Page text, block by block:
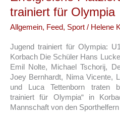
trainiert für Olympia
Allgemein, Feed, Sport / Helene
Jugend trainiert für Olympia:
Korbach Die Schüler Hans
Emil Nolte, Michael Tschorij,
Joey Bernhardt, Nima Vicente,
und Luca Tettenborn traten
trainiert für Olympia“ in
Mannschaft von den